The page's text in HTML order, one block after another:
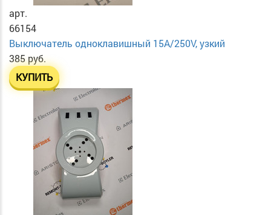
арт.
66154
Выключатель одноклавишный 15А/250V, узкий
385 руб.
КУПИТЬ